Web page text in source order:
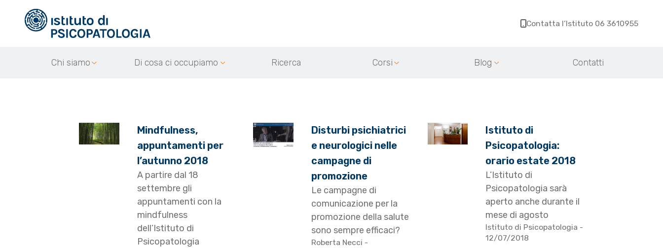
Contatta l’Istituto 06 3610955
Chi siamo Di cosa ci occupiamo Ricerca Corsi Blog Contatti
Mindfulness,
appuntamenti per
l’autunno 2018
A partire dal 18
settembre gli
appuntamenti con la
mindfulness
dell’Istituto di
Psicopatologia
Disturbi psichiatrici
e neurologici nelle
campagne di
promozione
Le campagne di
comunicazione per la
promozione della salute
sono sempre efficaci?
Roberta Necci -
Istituto di
Psicopatologia:
orario estate 2018
L’Istituto di
Psicopatologia sarà
aperto anche durante il
mese di agosto
Istituto di Psicopatologia -
12/07/2018